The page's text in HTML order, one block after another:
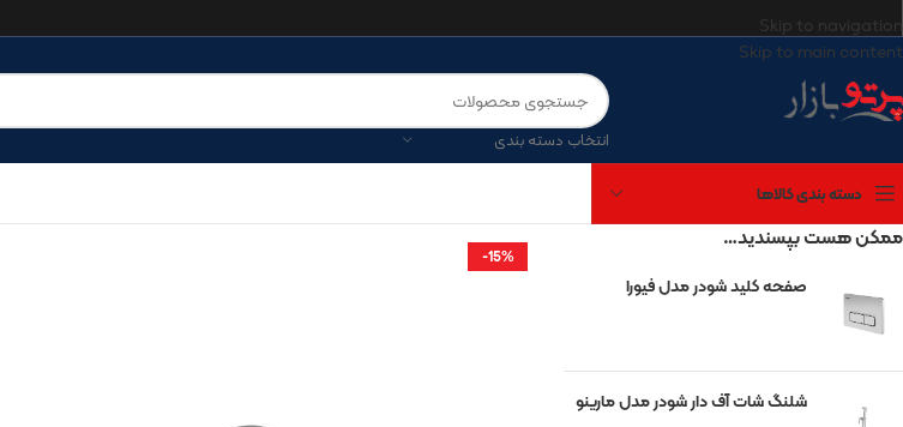
Skip to navigation
Skip to main content
انتخاب دسته بندی
دسته بندی کالاها
برندهای موجود
شیرآلات شودر
چینی کرد
ممکن هست بپسندید…
صفحه کلید شودر مدل فیورا
شلنگ شات آف دار شودر مدل مارینو
-15%